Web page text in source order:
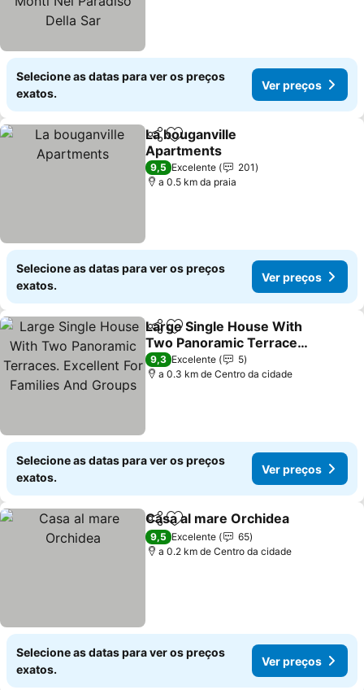
Selecione as datas para ver os preços
exatos.
Ver preços
PartilharAdicionar aos favoritos
La bouganville
Apartments
9,5 Excelente
201
a 0.5 km da praia
Selecione as datas para ver os preços
exatos.
Ver preços
PartilharAdicionar aos favoritos
Large Single House With
Two Panoramic Terraces.
Excellent For Families
And Groups
9,3 Excelente
5
a 0.3 km de Centro da cidade
Selecione as datas para ver os preços
exatos.
Ver preços
PartilharAdicionar aos favoritos
Casa al mare Orchidea
9,5 Excelente
65
a 0.2 km de Centro da cidade
Selecione as datas para ver os preços
exatos.
Ver preços